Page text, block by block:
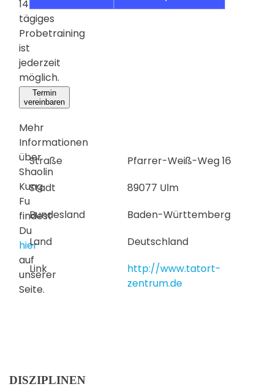
14-
tägiges
Probetraining
ist
jederzeit
möglich.
Termin
vereinbaren
Mehr
Informationen
über
Shaolin
Kung
Fu
findest
Du
hier
auf
unserer
Seite.
Straße
Pfarrer-Weiß-Weg 16
Stadt
89077 Ulm
Bundesland
Baden-Württemberg
Land
Deutschland
Link
http://www.tatort-
zentrum.de
DISZIPLINEN